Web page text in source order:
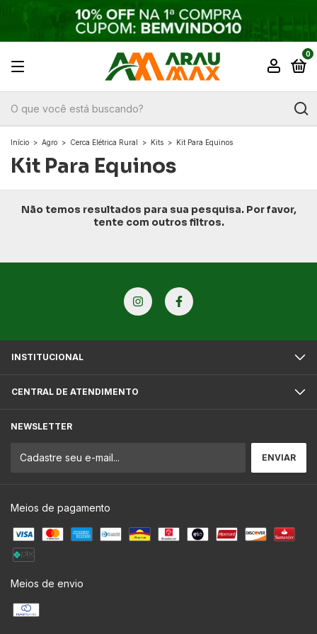
0
Início > Agro > Cerca Elétrica Rural > Kits > Kit Para Equinos
Kit Para Equinos
Não temos resultados para sua pesquisa. Por favor,
tente com outros filtros.
INSTITUCIONAL
CENTRAL DE ATENDIMENTO
NEWSLETTER
Meios de pagamento
Meios de envio